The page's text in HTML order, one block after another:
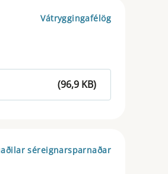
Vátryggingafélög
(96,9 KB)
séreignarsparnaðar